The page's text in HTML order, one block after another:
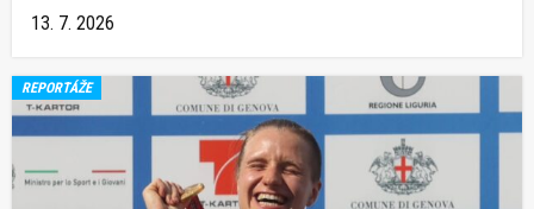
13. 7. 2026
REPORTÁŽE